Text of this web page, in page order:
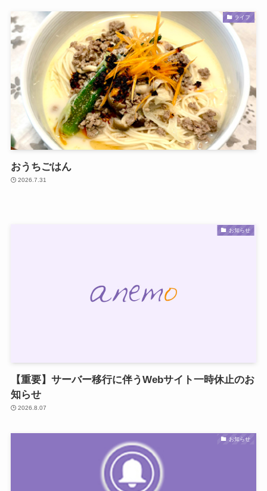
ライフ
おうちごはん
2026.7.31
お知らせ
【重要】サーバー移行に伴うWebサイト一時休止のお
知らせ
2026.8.07
お知らせ